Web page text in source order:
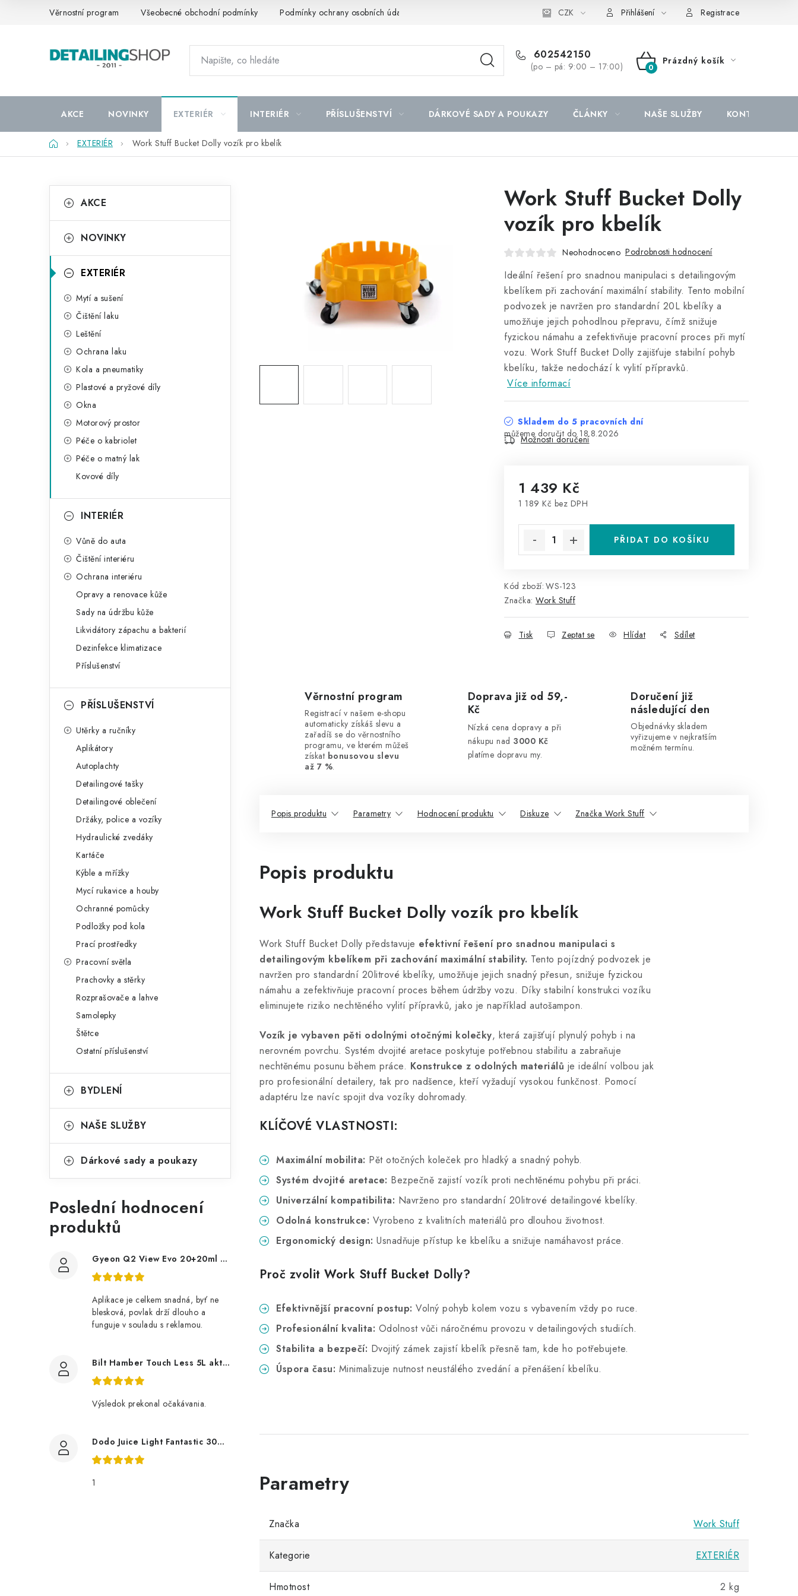
Věrnostní program Všeobecné obchodní podmínky Podmínky ochrany osobních údajů CZK Přihlášení Registrace
602542150
(po – pá: 9:00 – 17:00)
NÁKUPNÍ
Prázdný košík
AKCE NOVINKY EXTERIÉR INTERIÉR PŘÍSLUŠENSTVÍ DÁRKOVÉ SADY A POUKAZY ČLÁNKY NAŠE SLUŽBY KONTAKTY
DomůEXTERIÉR Work Stuff Bucket Dolly vozík pro kbelík
o
t
r
kategorie
a
e
g
AKCE
NOVINKY
EXTERIÉR
Mytí a sušení
Čištění laku
Leštění
Ochrana laku
Kola a pneumatiky
Plastové a pryžové díly
Okna
Motorový prostor
Péče o kabriolet
Péče o matný lak
Kovové díly
INTERIÉR
Vůně do auta
Čištění interiéru
Ochrana interiéru
Opravy a renovace kůže
Sady na údržbu kůže
Likvidátory zápachu a bakterií
Dezinfekce klimatizace
Příslušenství
PŘÍSLUŠENSTVÍ
Utěrky a ručníky
Aplikátory
Autoplachty
Detailingové tašky
Detailingové oblečení
Držáky, police a vozíky
Hydraulické zvedáky
Kartáče
Kýble a mřížky
Mycí rukavice a houby
Ochranné pomůcky
Podložky pod kola
Prací prostředky
Pracovní světla
Prachovky a stěrky
Rozprašovače a lahve
Samolepky
Štětce
Ostatní příslušenství
BYDLENÍ
NAŠE SLUŽBY
Dárkové sady a poukazy
Poslední hodnocení
produktů
Gyeon Q2 View Evo 20+20ml nanopovlak na okna
Aplikace je celkem snadná, byť ne
blesková, povlak drží dlouho a
funguje v souladu s reklamou.
Bilt Hamber Touch Less 5L aktivní pěna
Výsledok prekonal očakávania.
Dodo Juice Light Fantastic 30ml měkký vosk
1
Work Stuff Bucket Dolly
vozík pro kbelík
Neohodnoceno Podrobnosti hodnocení
Ideální řešení pro snadnou manipulaci s detailingovým
kbelíkem při zachování maximální stability. Tento mobilní
podvozek je navržen pro standardní 20L kbelíky a
umožňuje jejich pohodlnou přepravu, čímž snižuje
fyzickou námahu a zefektivňuje pracovní proces při mytí
vozu. Work Stuff Bucket Dolly zajišťuje stabilní pohyb
kbelíku, takže nedochází k vylití přípravků.
Více informací
Skladem do 5 pracovních dní
18.8.2026
Možnosti doručení
1 439 Kč
1 189 Kč bez DPH
PŘIDAT DO KOŠÍKU
Kód zboží: WS-123
Značka: Work Stuff
Tisk Zeptat se Hlídat Sdílet
Věrnostní program
Registrací v našem e-shopu
automaticky získáš slevu a
zařadíš se do věrnostního
programu, ve kterém můžeš
získat bonusovou slevu
až 7 %.
Doprava již od 59,-
Kč
Nízká cena dopravy a při
nákupu nad 3000 Kč
platíme dopravu my.
Doručení již
následující den
Objednávky skladem
vyřizujeme v nejkratším
možném termínu.
Popis produktu Parametry Hodnocení produktu Diskuze Značka Work Stuff
Popis produktu
Work Stuff Bucket Dolly vozík pro kbelík
Work Stuff Bucket Dolly představuje efektivní řešení pro snadnou manipulaci s
detailingovým kbelíkem při zachování maximální stability. Tento pojízdný podvozek je
navržen pro standardní 20litrové kbelíky, umožňuje jejich snadný přesun, snižuje fyzickou
námahu a zefektivňuje pracovní proces během údržby vozu. Díky stabilní konstrukci vozíku
eliminujete riziko nechtěného vylití přípravků, jako je například autošampon.
Vozík je vybaven pěti odolnými otočnými kolečky, která zajišťují plynulý pohyb i na
nerovném povrchu. Systém dvojité aretace poskytuje potřebnou stabilitu a zabraňuje
nechtěnému posunu během práce. Konstrukce z odolných materiálů je ideální volbou jak
pro profesionální detailery, tak pro nadšence, kteří vyžadují vysokou funkčnost. Pomocí
adaptéru lze navíc spojit dva vozíky dohromady.
KLÍČOVÉ VLASTNOSTI:
Maximální mobilita: Pět otočných koleček pro hladký a snadný pohyb.
Systém dvojité aretace: Bezpečně zajistí vozík proti nechtěnému pohybu při práci.
Univerzální kompatibilita: Navrženo pro standardní 20litrové detailingové kbelíky.
Odolná konstrukce: Vyrobeno z kvalitních materiálů pro dlouhou životnost.
Ergonomický design: Usnadňuje přístup ke kbelíku a snižuje namáhavost práce.
Proč zvolit Work Stuff Bucket Dolly?
Efektivnější pracovní postup: Volný pohyb kolem vozu s vybavením vždy po ruce.
Profesionální kvalita: Odolnost vůči náročnému provozu v detailingových studiích.
Stabilita a bezpečí: Dvojitý zámek zajistí kbelík přesně tam, kde ho potřebujete.
Úspora času: Minimalizuje nutnost neustálého zvedání a přenášení kbelíku.
Značka Work Stuff
Kategorie EXTERIÉR
Hmotnost 2 kg